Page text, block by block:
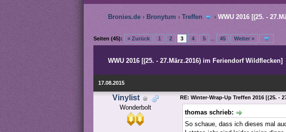
Bronies.de › Bronytum › Treffen › WWU 2016 [(25. -
Seiten (45): « Zurück 1 2 3 4 5 45 Weiter »
WWU 2016 [(25. - 27.März.2016) im Feriendorf Wildflecken]
17.08.2015
Vinylist
Wonderbolt
RE: Winter-Wrap-Up Treffen 2016 [(25. -
thomas schrieb:
So schaue, dass ich dieses mal